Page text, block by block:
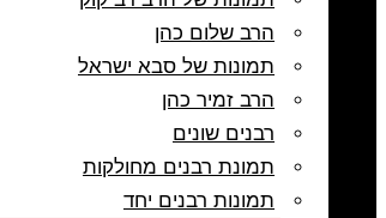
הרב שלום כהן
תמונות של סבא ישראל
הרב זמיר כהן
רבנים שונים
תמונת רבנים מחולקות
תמונות רבנים יחד